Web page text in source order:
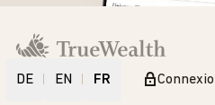
DE EN FR